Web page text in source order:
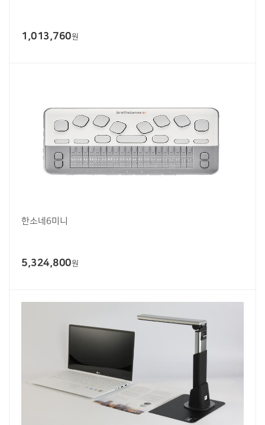
1,013,760원
한소네6미니
5,324,800원